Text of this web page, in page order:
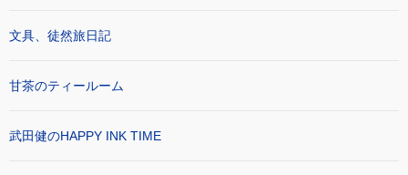
文具、徒然旅日記
甘茶のティールーム
武田健のHAPPY INK TIME